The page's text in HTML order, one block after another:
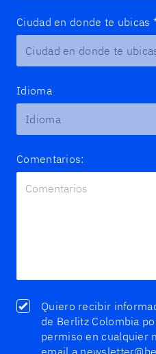
Ciudad en donde te ubicas
Idioma
Comentarios:
Quiero recibir
de Berlitz Colombia
permiso en cualquier
email a